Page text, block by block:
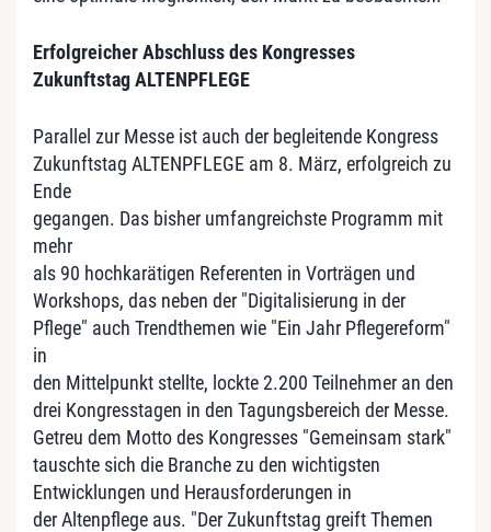
Erfolgreicher Abschluss des Kongresses
Zukunftstag ALTENPFLEGE
Parallel zur Messe ist auch der begleitende Kongress
Zukunftstag ALTENPFLEGE am 8. März, erfolgreich zu
Ende
gegangen. Das bisher umfangreichste Programm mit
mehr
als 90 hochkarätigen Referenten in Vorträgen und
Workshops, das neben der "Digitalisierung in der
Pflege" auch Trendthemen wie "Ein Jahr Pflegereform"
in
den Mittelpunkt stellte, lockte 2.200 Teilnehmer an den
drei Kongresstagen in den Tagungsbereich der Messe.
Getreu dem Motto des Kongresses "Gemeinsam stark"
tauschte sich die Branche zu den wichtigsten
Entwicklungen und Herausforderungen in
der Altenpflege aus. "Der Zukunftstag greift Themen